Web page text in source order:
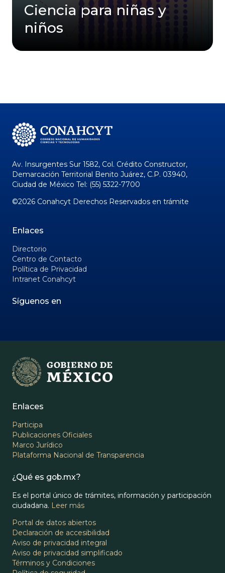
Ciencia para niñas y
niños
Av. Insurgentes Sur 1582, Col. Crédito Constructor,
Demarcación Territorial Benito Juárez, C.P. 03940,
Ciudad de México Tel: (55) 5322-7700
©2026 Conahcyt Derechos Reservados en trámite
Enlaces
Directorio
Centro de Contacto
Política de Privacidad
Intranet Conahcyt
Síguenos en
Enlaces
Participa
Publicaciones Oficiales
Marco Jurídico
Plataforma Nacional de Transparencia
¿Qué es gob.mx?
Es el portal único de trámites, información y participación
ciudadana. Leer más
Portal de datos abiertos
Declaración de accesibilidad
Aviso de privacidad integral
Aviso de privacidad simplificado
Términos y Condiciones